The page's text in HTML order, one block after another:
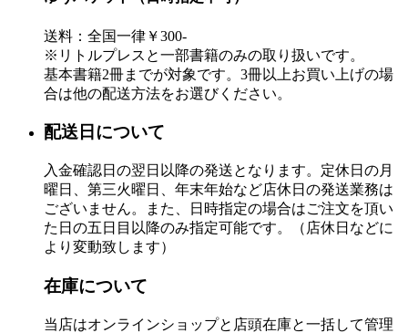
送料：全国一律￥300-
※リトルプレスと一部書籍のみの取り扱いです。
基本書籍2冊までが対象です。3冊以上お買い上げの場
合は他の配送方法をお選びください。
配送日について
入金確認日の翌日以降の発送となります。定休日の月
曜日、第三火曜日、年末年始など店休日の発送業務は
ございません。また、日時指定の場合はご注文を頂い
た日の五日目以降のみ指定可能です。（店休日などに
より変動致します）
在庫について
当店はオンラインショップと店頭在庫と一括して管理